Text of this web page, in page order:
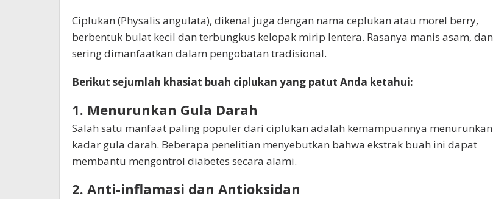
Ciplukan (Physalis angulata), dikenal juga dengan nama ceplukan atau morel berry,
berbentuk bulat kecil dan terbungkus kelopak mirip lentera. Rasanya manis asam, dan
sering dimanfaatkan dalam pengobatan tradisional.
Berikut sejumlah khasiat buah ciplukan yang patut Anda ketahui:
1. Menurunkan Gula Darah
Salah satu manfaat paling populer dari ciplukan adalah kemampuannya menurunkan
kadar gula darah. Beberapa penelitian menyebutkan bahwa ekstrak buah ini dapat
membantu mengontrol diabetes secara alami.
2. Anti-inflamasi dan Antioksidan